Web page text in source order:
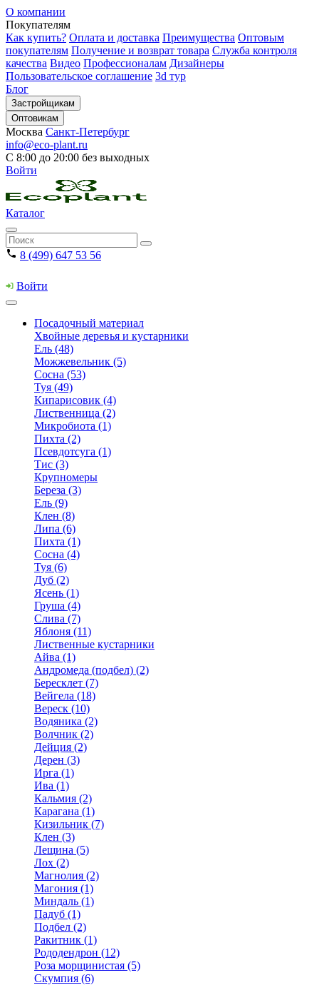
О компании
Покупателям
Как купить? Оплата и доставка Преимущества Оптовым
покупателям Получение и возврат товара Служба контроля
качества Видео Профессионалам Дизайнеры
Пользовательское соглашение 3d тур
Блог
Застройщикам
Оптовикам
Москва Санкт-Петербург
info@eco-plant.ru
С 8:00 до 20:00 без выходных
Войти
Каталог
8 (499) 647 53 56
Войти
Посадочный материал
Хвойные деревья и кустарники
Ель (48)
Можжевельник (5)
Сосна (53)
Туя (49)
Кипарисовик (4)
Лиственница (2)
Микробиота (1)
Пихта (2)
Псевдотсуга (1)
Тис (3)
Крупномеры
Береза (3)
Ель (9)
Клен (8)
Липа (6)
Пихта (1)
Сосна (4)
Туя (6)
Дуб (2)
Ясень (1)
Груша (4)
Слива (7)
Яблоня (11)
Лиственные кустарники
Айва (1)
Андромеда (подбел) (2)
Бересклет (7)
Вейгела (18)
Вереск (10)
Водяника (2)
Волчник (2)
Дейция (2)
Дерен (3)
Ирга (1)
Ива (1)
Кальмия (2)
Карагана (1)
Кизильник (7)
Клен (3)
Лещина (5)
Лох (2)
Магнолия (2)
Магония (1)
Миндаль (1)
Падуб (1)
Подбел (2)
Ракитник (1)
Рододендрон (12)
Роза морщинистая (5)
Скумпия (6)